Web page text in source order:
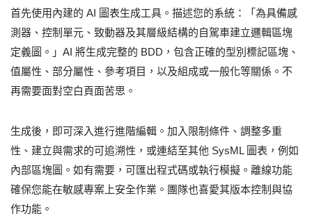
首先使用內建的 AI 圖表生成工具。描述您的系統：「為具備感
測器、控制單元、致動器及其層級結構的自駕車建立邏輯區塊
定義圖。」AI 將生成完整的 BDD，包含正確的型別標記區塊、
值屬性、部分屬性、參考項目，以及組成或一般化等關係。不
再需要面對空白頁面苦思。
生成後，即可深入進行進階編輯。加入限制條件、調整多重
性、建立與需求的可追溯性，或連結至其他 SysML 圖表，例如
內部區塊圖。如有需要，可匯出程式碼或執行模擬。離線功能
確保您能在敏感專案上安全作業。團隊也喜愛其版本控制與協
作功能。